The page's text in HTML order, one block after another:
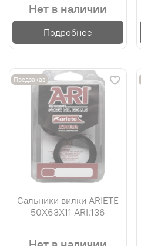
Нет в наличии
Подробнее
Предзаказ
Сальники вилки ARIETE
50X63X11 ARI.136